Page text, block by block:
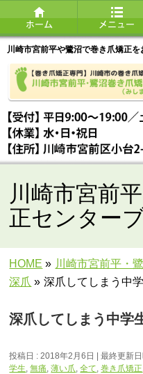
川崎市宮前平や鷺沼で巻き爪矯正を
川崎市宮前
正センター
HOME » 川崎市宮前平・
深爪 » 深爪してしまう中
深爪してしまう中学
投稿日 : 2018年2月6日 最終更新
学生,無痛,薄い爪,全て,巻き爪矯正